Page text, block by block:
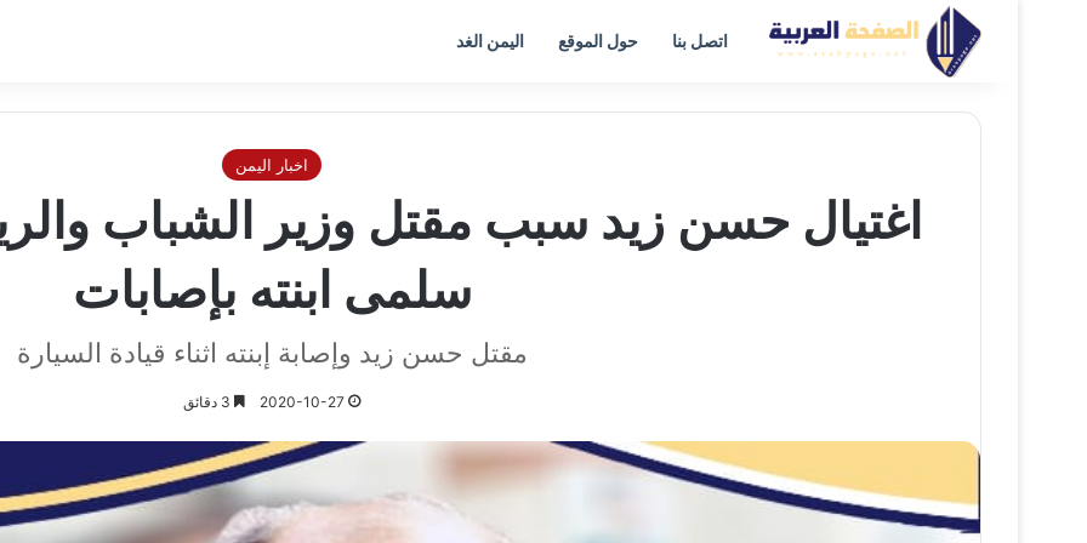
اتصل بنا حول الموقع اليمن الغد
اخبار اليمن
اغتيال حسن زيد سبب مقتل وزير الشباب
سلمى ابنته بإصابات
مقتل حسن زيد وإصابة إبنته اثناء قيادة السيارة
2020-10-27